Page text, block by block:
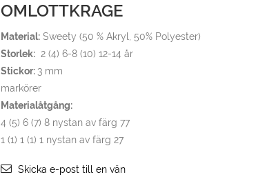
OMLOTTKRAGE
Material:Sweety (50 % Akryl, 50% Polyester)
Storlek:2 (4) 6-8 (10) 12-14 år
Stickor: 3 mm
markörer
Materialåtgång:
4 (5) 6 (7) 8 nystan av färg 77
1 (1) 1 (1) 1 nystan av färg 27
Skicka e-post till en vän